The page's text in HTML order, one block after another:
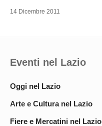
14 Dicembre 2011
Eventi nel Lazio
Oggi nel Lazio
Arte e Cultura nel Lazio
Fiere e Mercatini nel Lazio